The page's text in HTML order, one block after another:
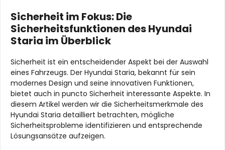
Sicherheit im Fokus: Die
Sicherheitsfunktionen des Hyundai
Staria im Überblick
Sicherheit ist ein entscheidender Aspekt bei der Auswahl
eines Fahrzeugs. Der Hyundai Staria, bekannt für sein
modernes Design und seine innovativen Funktionen,
bietet auch in puncto Sicherheit interessante Aspekte. In
diesem Artikel werden wir die Sicherheitsmerkmale des
Hyundai Staria detailliert betrachten, mögliche
Sicherheitsprobleme identifizieren und entsprechende
Lösungsansätze aufzeigen.